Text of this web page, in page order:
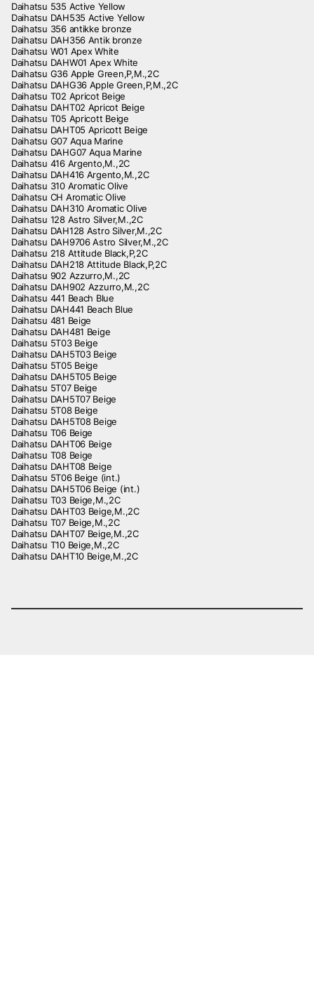
Daihatsu 535 Active Yellow
Daihatsu DAH535 Active Yellow
Daihatsu 356 antikke bronze
Daihatsu DAH356 Antik bronze
Daihatsu W01 Apex White
Daihatsu DAHW01 Apex White
Daihatsu G36 Apple Green,P,M.,2C
Daihatsu DAHG36 Apple Green,P,M.,2C
Daihatsu T02 Apricot Beige
Daihatsu DAHT02 Apricot Beige
Daihatsu T05 Apricott Beige
Daihatsu DAHT05 Apricott Beige
Daihatsu G07 Aqua Marine
Daihatsu DAHG07 Aqua Marine
Daihatsu 416 Argento,M.,2C
Daihatsu DAH416 Argento,M.,2C
Daihatsu 310 Aromatic Olive
Daihatsu CH Aromatic Olive
Daihatsu DAH310 Aromatic Olive
Daihatsu 128 Astro Silver,M.,2C
Daihatsu DAH128 Astro Silver,M.,2C
Daihatsu DAH9706 Astro Silver,M.,2C
Daihatsu 218 Attitude Black,P,2C
Daihatsu DAH218 Attitude Black,P,2C
Daihatsu 902 Azzurro,M.,2C
Daihatsu DAH902 Azzurro,M.,2C
Daihatsu 441 Beach Blue
Daihatsu DAH441 Beach Blue
Daihatsu 481 Beige
Daihatsu DAH481 Beige
Daihatsu 5T03 Beige
Daihatsu DAH5T03 Beige
Daihatsu 5T05 Beige
Daihatsu DAH5T05 Beige
Daihatsu 5T07 Beige
Daihatsu DAH5T07 Beige
Daihatsu 5T08 Beige
Daihatsu DAH5T08 Beige
Daihatsu T06 Beige
Daihatsu DAHT06 Beige
Daihatsu T08 Beige
Daihatsu DAHT08 Beige
Daihatsu 5T06 Beige (int.)
Daihatsu DAH5T06 Beige (int.)
Daihatsu T03 Beige,M.,2C
Daihatsu DAHT03 Beige,M.,2C
Daihatsu T07 Beige,M.,2C
Daihatsu DAHT07 Beige,M.,2C
Daihatsu T10 Beige,M.,2C
Daihatsu DAHT10 Beige,M.,2C